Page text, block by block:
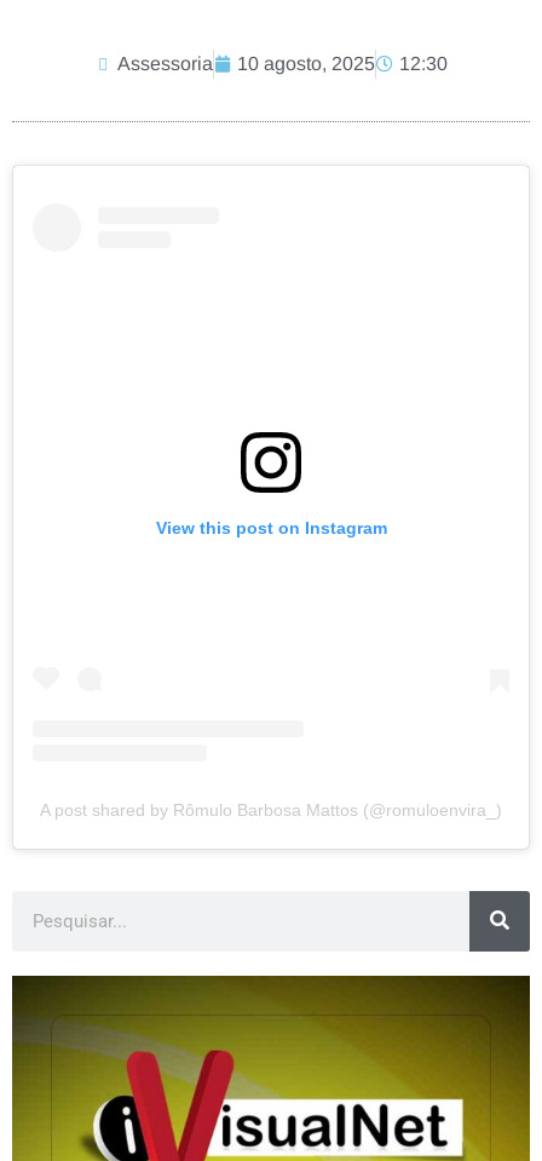
Assessoria 10 agosto, 2025 12:30
View this post on Instagram
A post shared by Rômulo Barbosa Mattos (@romuloenvira_)